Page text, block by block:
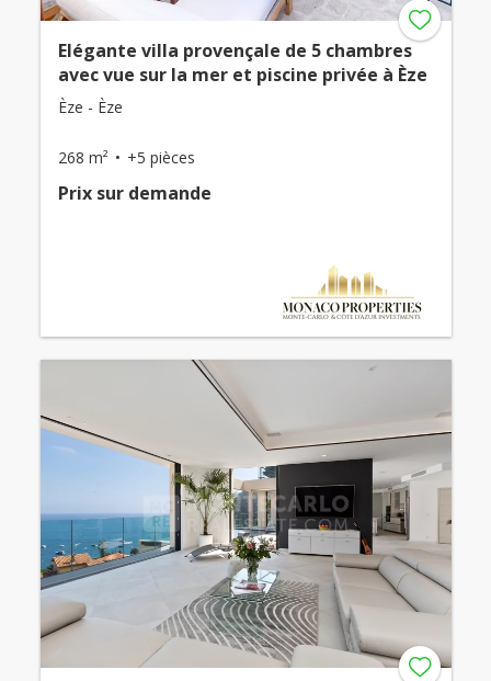
Elégante villa provençale de 5 chambres
avec vue sur la mer et piscine privée à Èze
Èze - Èze
268 m² +5 pièces
Prix ​​sur demande